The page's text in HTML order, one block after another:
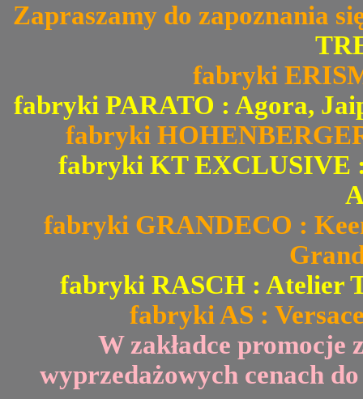
Zapraszamy do zapoznania
fabryki
fabryki PARATO : Agora,
fabryki
fabryki KT EXCLUSIVE
fabryki GRANDECO :
fabryki RASCH : Atelier
fabryki AS :
W zakładce promocje
wyprzedażowych cenach